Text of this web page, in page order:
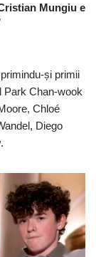
Mungiu e
și primii
Park Chan-wook
Chloé
Diego